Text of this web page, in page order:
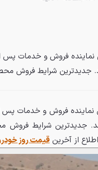
نماینده فروش و خدمات
جدیدترین شرایط فروش
نماینده فروش و خدمات
جدیدترین شرایط فروش
از آخرینقیمت روز